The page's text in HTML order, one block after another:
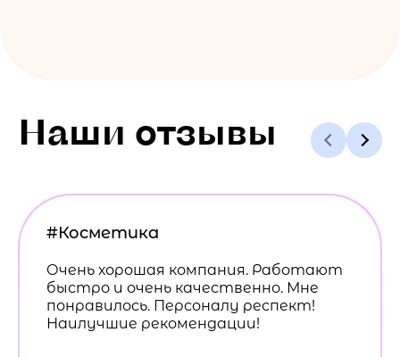
Наши отзывы
#Косметика
Очень хорошая компания. Работают
быстро и очень качественно. Мне
понравилось. Персоналу респект!
Наилучшие рекомендации!